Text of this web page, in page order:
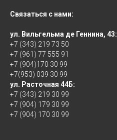
Связаться с нами:
ул. Вильгельма де Геннина, 43:
+7 (343) 219 73 50
+7 (961) 77 555 91
+7 (904)170 30 99
+7(953) 039 30 99
ул. Расточная 44Б:
+7 (343) 219 30 99
+7 (904) 179 30 99
+7 (904) 170 30 99